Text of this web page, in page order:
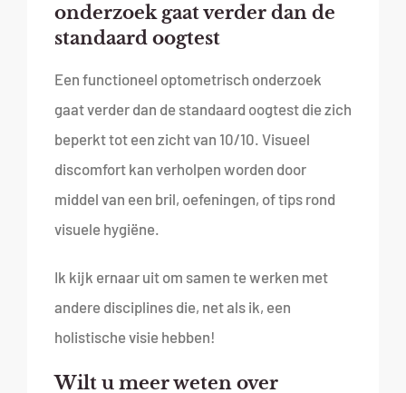
onderzoek gaat verder dan de
standaard oogtest
Een functioneel optometrisch onderzoek
gaat verder dan de standaard oogtest die zich
beperkt tot een zicht van 10/10. Visueel
discomfort kan verholpen worden door
middel van een bril, oefeningen, of tips rond
visuele hygiëne.
Ik kijk ernaar uit om samen te werken met
andere disciplines die, net als ik, een
holistische visie hebben!
Wilt u meer weten over